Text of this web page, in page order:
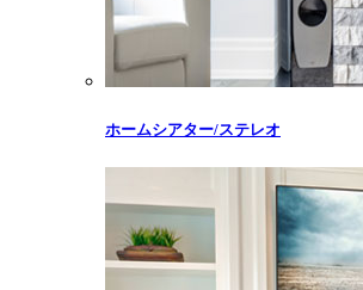
ホームシアター/ステレオ